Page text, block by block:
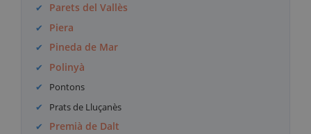
Parets del Vallès
Piera
Pineda de Mar
Polinyà
Pontons
Prats de Lluçanès
Premià de Dalt